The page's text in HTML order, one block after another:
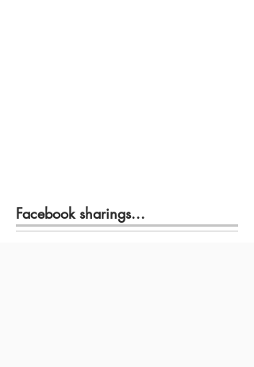
Facebook sharings...